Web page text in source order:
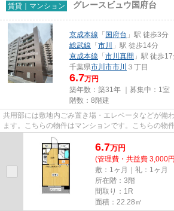
賃貸｜マンション グレースビュウ国府台
京成本線 「 国府台 」駅 徒歩3分
総武線 「 市川
」駅 徒歩14分
京成本線 「 市川真間 」駅 徒歩
千葉県市川市市川 ３丁目
6.7万円
築年数：築31年 ｜募集中： 1室
階数：8階建
共用部には敷地内ごみ置き場・エレベータなどが備
ます。こちらの物件はマンションです。こちらの物
支払いいただけます。2駅利用...
6.7万円
(管理費・共益費 3,000
敷：1ヶ月｜礼：1ヶ月
所在階：3階
間取り：1R
面積：22.28㎡